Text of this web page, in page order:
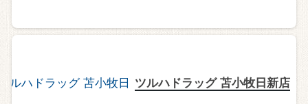
ツルハドラッグ 苫小牧日新店